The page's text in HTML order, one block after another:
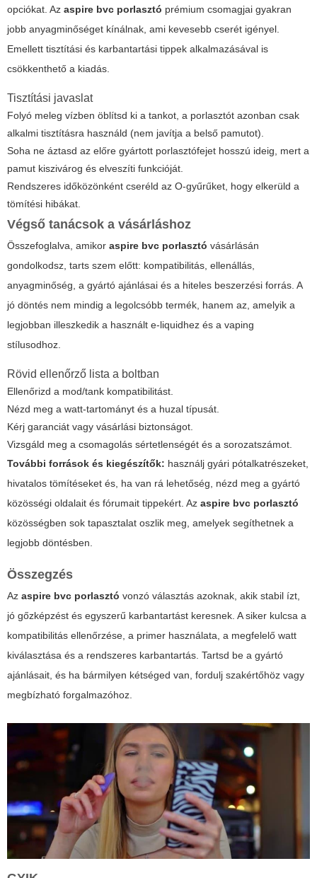
opciókat. Az aspire bvc porlasztó prémium csomagjai gyakran
jobb anyagminőséget kínálnak, ami kevesebb cserét igényel.
Emellett tisztítási és karbantartási tippek alkalmazásával is
csökkenthető a kiadás.
Tisztítási javaslat
Folyó meleg vízben öblítsd ki a tankot, a porlasztót azonban csak
alkalmi tisztításra használd (nem javítja a belső pamutot).
Soha ne áztasd az előre gyártott porlasztófejet hosszú ideig, mert a
pamut kiszivárog és elveszíti funkcióját.
Rendszeres időközönként cseréld az O-gyűrűket, hogy elkerüld a
tömítési hibákat.
Végső tanácsok a vásárláshoz
Összefoglalva, amikor aspire bvc porlasztó vásárlásán
gondolkodsz, tarts szem előtt: kompatibilitás, ellenállás,
anyagminőség, a gyártó ajánlásai és a hiteles beszerzési forrás. A
jó döntés nem mindig a legolcsóbb termék, hanem az, amelyik a
legjobban illeszkedik a használt e-liquidhez és a vaping
stílusodhoz.
Rövid ellenőrző lista a boltban
Ellenőrizd a mod/tank kompatibilitást.
Nézd meg a watt-tartományt és a huzal típusát.
Kérj garanciát vagy vásárlási biztonságot.
Vizsgáld meg a csomagolás sértetlenségét és a sorozatszámot.
További források és kiegészítők: használj gyári pótalkatrészeket,
hivatalos tömítéseket és, ha van rá lehetőség, nézd meg a gyártó
közösségi oldalait és fórumait tippekért. Az aspire bvc porlasztó
közösségben sok tapasztalat oszlik meg, amelyek segíthetnek a
legjobb döntésben.
Összegzés
Az aspire bvc porlasztó vonzó választás azoknak, akik stabil ízt,
jó gőzképzést és egyszerű karbantartást keresnek. A siker kulcsa a
kompatibilitás ellenőrzése, a primer használata, a megfelelő watt
kiválasztása és a rendszeres karbantartás. Tartsd be a gyártó
ajánlásait, és ha bármilyen kétséged van, fordulj szakértőhöz vagy
megbízható forgalmazóhoz.